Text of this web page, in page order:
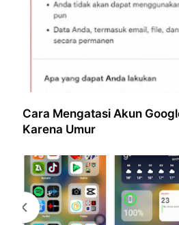
Cara Mengatasi Akun
Karena Umur